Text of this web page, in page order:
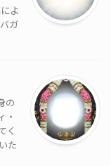
よ
ガ
の
・
く
た